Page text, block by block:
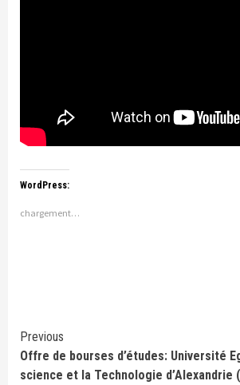
WordPress:
chargement…
Continue
Reading
Previous
Offre de bourses d’études: Université
science et la Technologie d’Alexandrie